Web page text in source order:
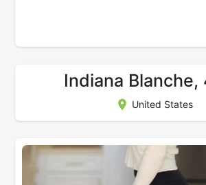
Indiana Blanche,
United States